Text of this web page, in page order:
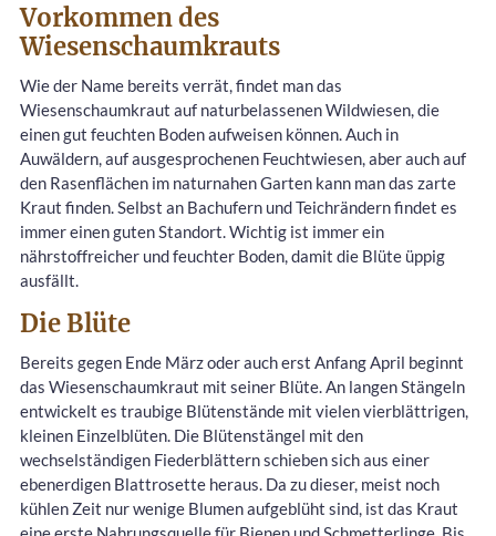
Vorkommen des
Wiesenschaumkrauts
Wie der Name bereits verrät, findet man das
Wiesenschaumkraut auf naturbelassenen Wildwiesen, die
einen gut feuchten Boden aufweisen können. Auch in
Auwäldern, auf ausgesprochenen Feuchtwiesen, aber auch auf
den Rasenflächen im naturnahen Garten kann man das zarte
Kraut finden. Selbst an Bachufern und Teichrändern findet es
immer einen guten Standort. Wichtig ist immer ein
nährstoffreicher und feuchter Boden, damit die Blüte üppig
ausfällt.
Die Blüte
Bereits gegen Ende März oder auch erst Anfang April beginnt
das Wiesenschaumkraut mit seiner Blüte. An langen Stängeln
entwickelt es traubige Blütenstände mit vielen vierblättrigen,
kleinen Einzelblüten. Die Blütenstängel mit den
wechselständigen Fiederblättern schieben sich aus einer
ebenerdigen Blattrosette heraus. Da zu dieser, meist noch
kühlen Zeit nur wenige Blumen aufgeblüht sind, ist das Kraut